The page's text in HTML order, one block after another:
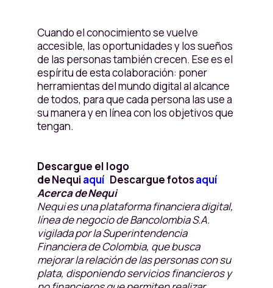
Cuando el conocimiento se vuelve
accesible, las oportunidades y los sueños
de las personas también crecen. Ese es el
espíritu de esta colaboración: poner
herramientas del mundo digital al alcance
de todos, para que cada persona las use a
su manera y en línea con los objetivos que
tengan.
Descargue el logo
de Nequiaquí Descargue fotosaquí
Acerca de Nequi
Nequi es una plataforma financiera digital,
línea de negocio de Bancolombia S.A.
vigilada por la Superintendencia
Financiera de Colombia, que busca
mejorar la relación de las personas con su
plata, disponiendo servicios financieros y